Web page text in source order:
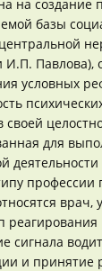
на создание
базы
И.П. Павлова),
условных
своей
для
профессии
врач,
сигнала
и принятие